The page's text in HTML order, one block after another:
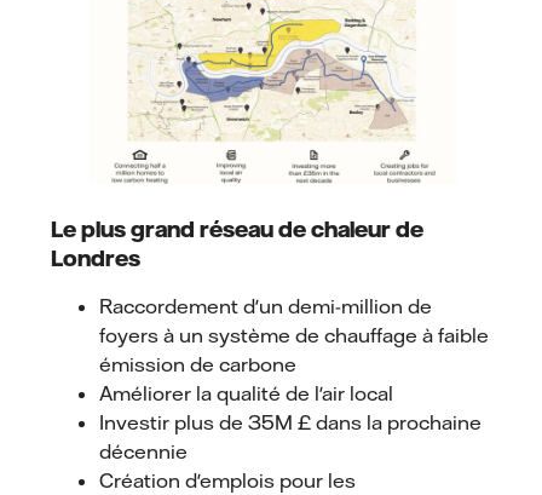
Le plus grand réseau de chaleur de
Londres
Raccordement d'un demi-million de
foyers à un système de chauffage à faible
émission de carbone
Améliorer la qualité de l'air local
Investir plus de 35M £ dans la prochaine
décennie
Création d'emplois pour les